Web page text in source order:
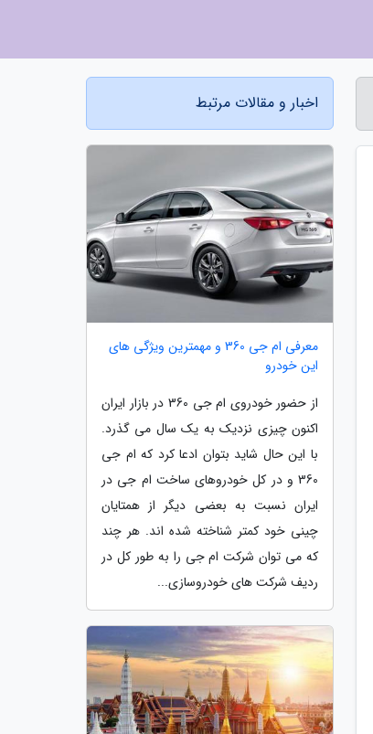
اخبار و مقالات مرتبط
معرفی ام جی 360 و مهمترین ویژگی های
این خودرو
از حضور خودروی ام جی 360 در بازار ایران
اکنون چیزی نزدیک به یک سال می گذرد.
با این حال شاید بتوان ادعا کرد که ام جی
360 و در کل خودروهای ساخت ام جی در
ایران نسبت به بعضی دیگر از همتایان
چینی خود کمتر شناخته شده اند. هر چند
که می توان شرکت ام جی را به طور کل در
ردیف شرکت های خودروسازی...